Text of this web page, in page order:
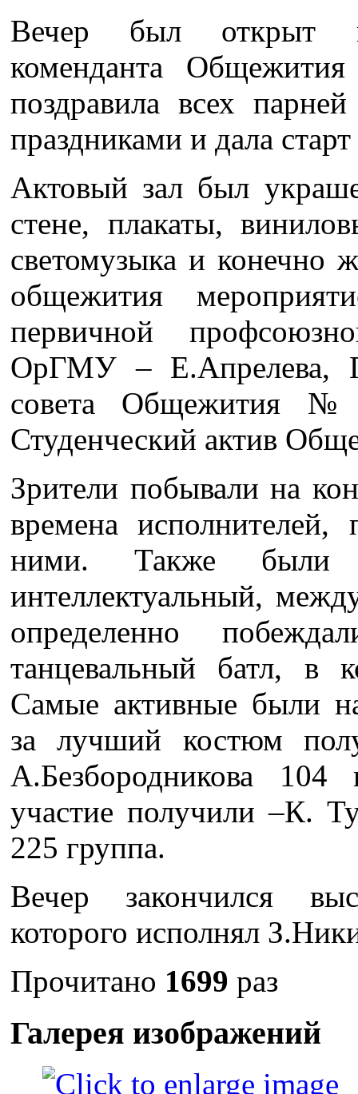
Вечер был открыт
коменданта
поздравила всех
праздниками и дала
Актовый зал был
стене, плакаты,
светомузыка и конечно
общежития
первичной
ОрГМУ – Е.Апрелева,
совета Общежития
Студенческий актив
Зрители побывали на
времена
ними. Также были
интеллектуальный,
определенно
танцевальный батл, в
Самые активные были
за лучший костюм
А.Безбородникова
участие получили –К.
225 группа.
Вечер закончился
которого исполнял
Прочитано 1699 раз
Галерея изображений